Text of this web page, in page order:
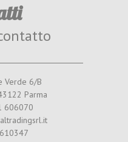
Verde 6/B
Parma
606070